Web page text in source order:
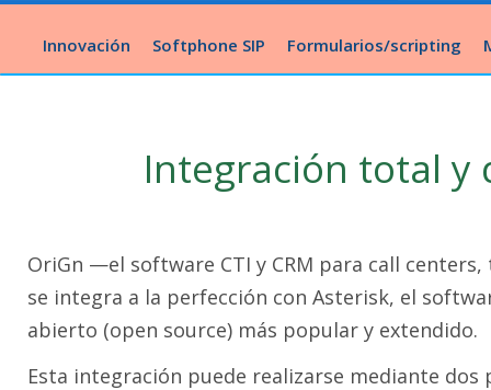
Innovación Softphone SIP Formularios/scripting
Integración total y
OriGn —el software CTI y CRM para call
se integra a la perfección con Asterisk, el
abierto (open source) más popular y extendido.
Esta integración puede realizarse mediante